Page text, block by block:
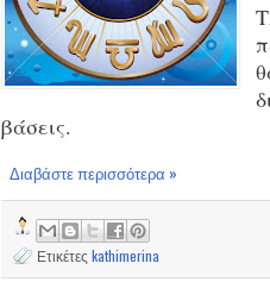
βάσεις.
Διαβάστε περισσότερα »
Ετικέτες kathimerina